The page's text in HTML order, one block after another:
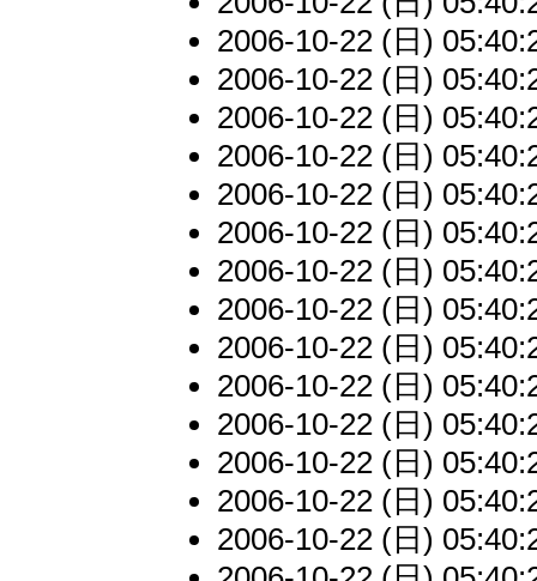
2006-10-22 (日)
2006-10-22 (日)
2006-10-22 (日)
2006-10-22 (日)
2006-10-22 (日)
2006-10-22 (日)
2006-10-22 (日)
2006-10-22 (日)
2006-10-22 (日)
2006-10-22 (日)
2006-10-22 (日)
2006-10-22 (日)
2006-10-22 (日)
2006-10-22 (日)